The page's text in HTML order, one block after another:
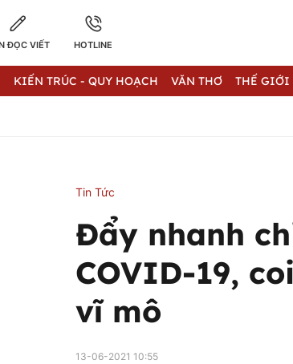
ĐỌC VIẾT HOTLINE
KIẾN TRÚC - QUY HOẠCH VĂN THƠ THẾ GIỚI
Tin Tức
Đẩy nhanh
COVID-19,
vĩ mô
13-06-2021 10:55